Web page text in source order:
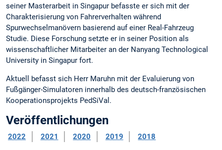
seiner Masterarbeit in Singapur befasste er sich mit der
Charakterisierung von Fahrerverhalten während
Spurwechselmanövern basierend auf einer Real-Fahrzeug
Studie. Diese Forschung setzte er in seiner Position als
wissenschaftlicher Mitarbeiter an der Nanyang Technological
University in Singapur fort.
Aktuell befasst sich Herr Maruhn mit der Evaluierung von
Fußgänger-Simulatoren innerhalb des deutsch-französischen
Kooperationsprojekts PedSiVal.
Veröffentlichungen
2022 2021 2020 2019 2018